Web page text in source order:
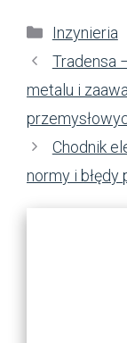
Kategorie
Inzynieria
Tradensa
metalu i
Chodnik
normy i